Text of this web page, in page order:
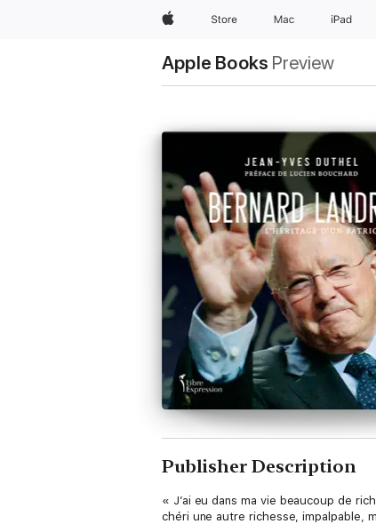
AppleStore Mac iPad
Apple Books Preview
Publisher Description
« J’ai eu dans ma vie beaucoup de
chéri une autre richesse, impalpable,